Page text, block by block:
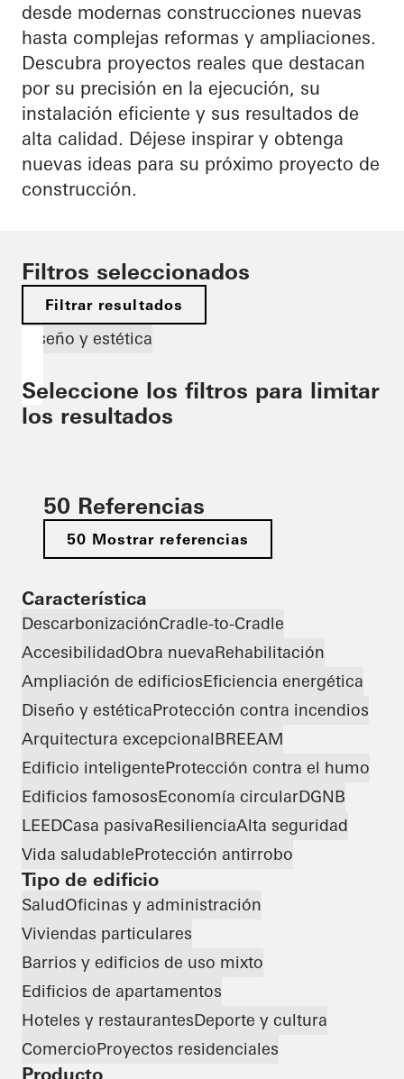
desde modernas construcciones nuevas
hasta complejas reformas y ampliaciones.
Descubra proyectos reales que destacan
por su precisión en la ejecución, su
instalación eficiente y sus resultados de
alta calidad. Déjese inspirar y obtenga
nuevas ideas para su próximo proyecto de
construcción.
Filtros seleccionados
Filtrar resultados
Diseño y estética
Seleccione los filtros para limitar
los resultados
50 Referencias
50 Mostrar referencias
Característica
DescarbonizaciónCradle-to-Cradle
AccesibilidadObra nuevaRehabilitación
Ampliación de edificiosEficiencia energética
Diseño y estéticaProtección contra incendios
Arquitectura excepcionalBREEAM
Edificio inteligenteProtección contra el humo
Edificios famososEconomía circularDGNB
LEEDCasa pasivaResilienciaAlta seguridad
Vida saludableProtección antirrobo
Tipo de edificio
SaludOficinas y administración
Viviendas particulares
Barrios y edificios de uso mixto
Edificios de apartamentos
Hoteles y restaurantesDeporte y cultura
ComercioProyectos residenciales
Producto